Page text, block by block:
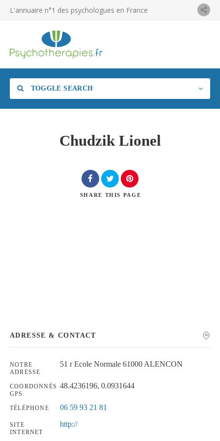
L'annuaire n°1 des psychologues en France
TOGGLE SEARCH
Chudzik Lionel
SHARE THIS PAGE
ADRESSE & CONTACT
NOTRE
ADRESSE
51 r Ecole Normale 61000 ALENCON
COORDONNÉS
GPS
48.4236196, 0.0931644
TÉLÉPHONE 06 59 93 21 81
SITE
INTERNET
http://